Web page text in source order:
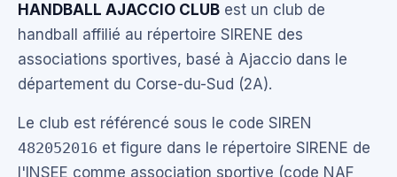
HANDBALL AJACCIO CLUB est un club de
handball affilié au répertoire SIRENE des
associations sportives, basé à Ajaccio dans le
département du Corse-du-Sud (2A).
Le club est référencé sous le code SIREN
482052016 et figure dans le répertoire SIRENE de
l'INSEE comme association sportive (code NAF